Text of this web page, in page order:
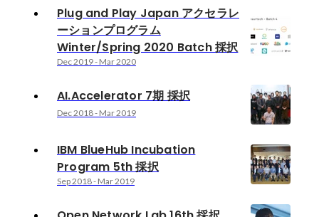
Plug and Play Japan アクセラレ
ーションプログラム
Winter/Spring 2020 Batch 採択
Dec 2019- Mar 2020
AI.Accelerator 7期 採択
Dec 2018- Mar 2019
IBM BlueHub Incubation
Program 5th 採択
Sep 2018- Mar 2019